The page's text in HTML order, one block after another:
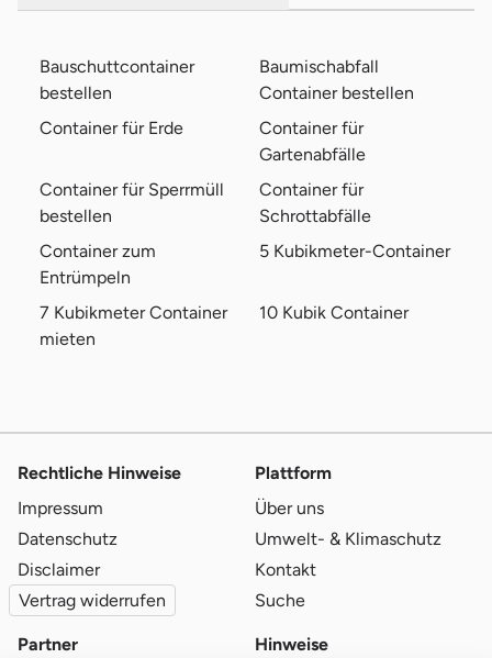
Bauschuttcontainer
bestellen
Baumischabfall
Container bestellen
Container für Erde
Container für
Gartenabfälle
Container für Sperrmüll
bestellen
Container für
Schrottabfälle
Container zum
Entrümpeln
5 Kubikmeter-Container
7 Kubikmeter Container
mieten
10 Kubik Container
Rechtliche Hinweise
Impressum
Datenschutz
Disclaimer
Vertrag widerrufen
Plattform
Über uns
Umwelt- & Klimaschutz
Kontakt
Suche
Partner Hinweise